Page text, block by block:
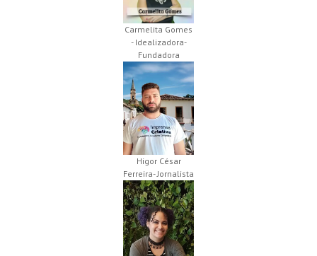
Carmelita Gomes
- Idealizadora-
Fundadora
Higor César
Ferreira- Jornalista